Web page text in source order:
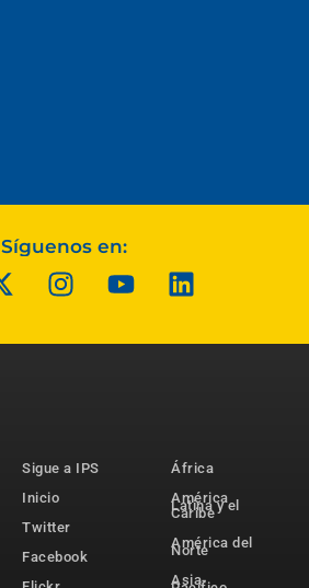
Síguenos en:
Sigue a IPS
Inicio
Twitter
Facebook
África
América
Latina y el
Caribe
América del
Norte
Asia-